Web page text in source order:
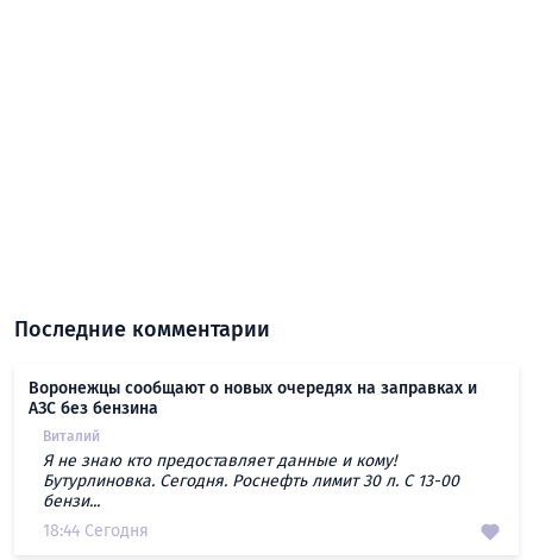
Последние комментарии
Воронежцы сообщают о новых очередях на заправках и
АЗС без бензина
Виталий
Я не знаю кто предоставляет данные и кому!
Бутурлиновка. Сегодня. Роснефть лимит 30 л. С 13-00
бензи...
18:44 Сегодня